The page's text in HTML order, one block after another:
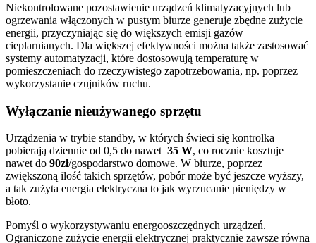
Niekontrolowane pozostawienie urządzeń klimatyzacyjnych lub
ogrzewania włączonych w pustym biurze generuje zbędne zużycie
energii, przyczyniając się do większych emisji gazów
cieplarnianych. Dla większej efektywności można także zastosować
systemy automatyzacji, które dostosowują temperaturę w
pomieszczeniach do rzeczywistego zapotrzebowania, np. poprzez
wykorzystanie czujników ruchu.
Wyłączanie nieużywanego sprzętu
Urządzenia w trybie standby, w których świeci się kontrolka
pobierają dziennie od 0,5 do nawet 35 W, co rocznie kosztuje
nawet do 90zł/gospodarstwo domowe. W biurze, poprzez
zwiększoną ilość takich sprzętów, pobór może być jeszcze wyższy,
a tak zużyta energia elektryczna to jak wyrzucanie pieniędzy w
błoto.
Pomyśl o wykorzystywaniu energooszczędnych urządzeń.
Ograniczone zużycie energii elektrycznej praktycznie zawsze równa